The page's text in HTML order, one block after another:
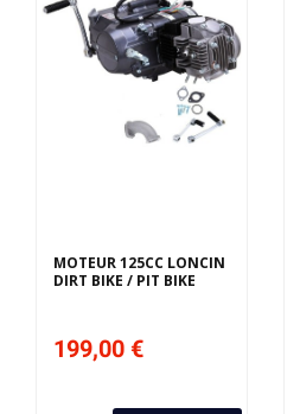
MOTEUR 125CC LONCIN
DIRT BIKE / PIT BIKE
199,00 €